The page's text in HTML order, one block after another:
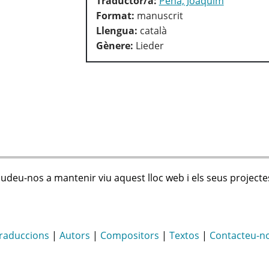
Format: manuscrit
Llengua: català
Gènere: Lieder
nos a mantenir viu aquest lloc web i els seus
| Autors | Compositors | Textos | Contacteu-